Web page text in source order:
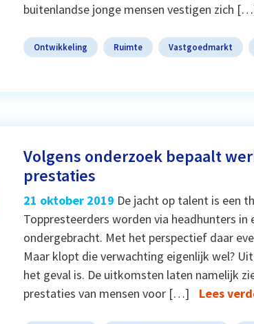
buitenlandse jonge mensen vestigen zich
Ontwikkeling Ruimte Vastgoedmarkt
Volgens onderzoek bepaalt
prestaties
21 oktober 2019 De jacht op talent is een
Toppresteerders worden via headhunters in
ondergebracht. Met het perspectief daar
Maar klopt die verwachting eigenlijk wel?
het geval is. De uitkomsten laten namelijk
prestaties van mensen voor […]
Lees